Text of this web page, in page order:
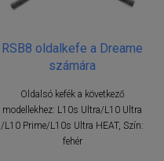
RSB8 oldalkefe a Dreame
számára
Oldalsó kefék a következő
modellekhez: L10s Ultra/L10 Ultra
/L10 Prime/L10s Ultra HEAT, Szín:
fehér